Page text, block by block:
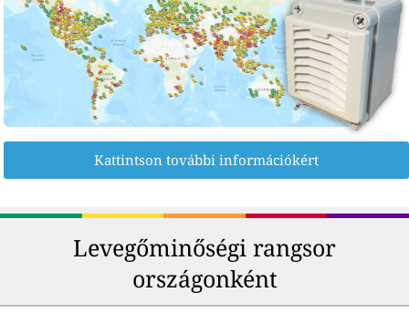
Kattintson további információkért
Levegőminőségi rangsor
országonként